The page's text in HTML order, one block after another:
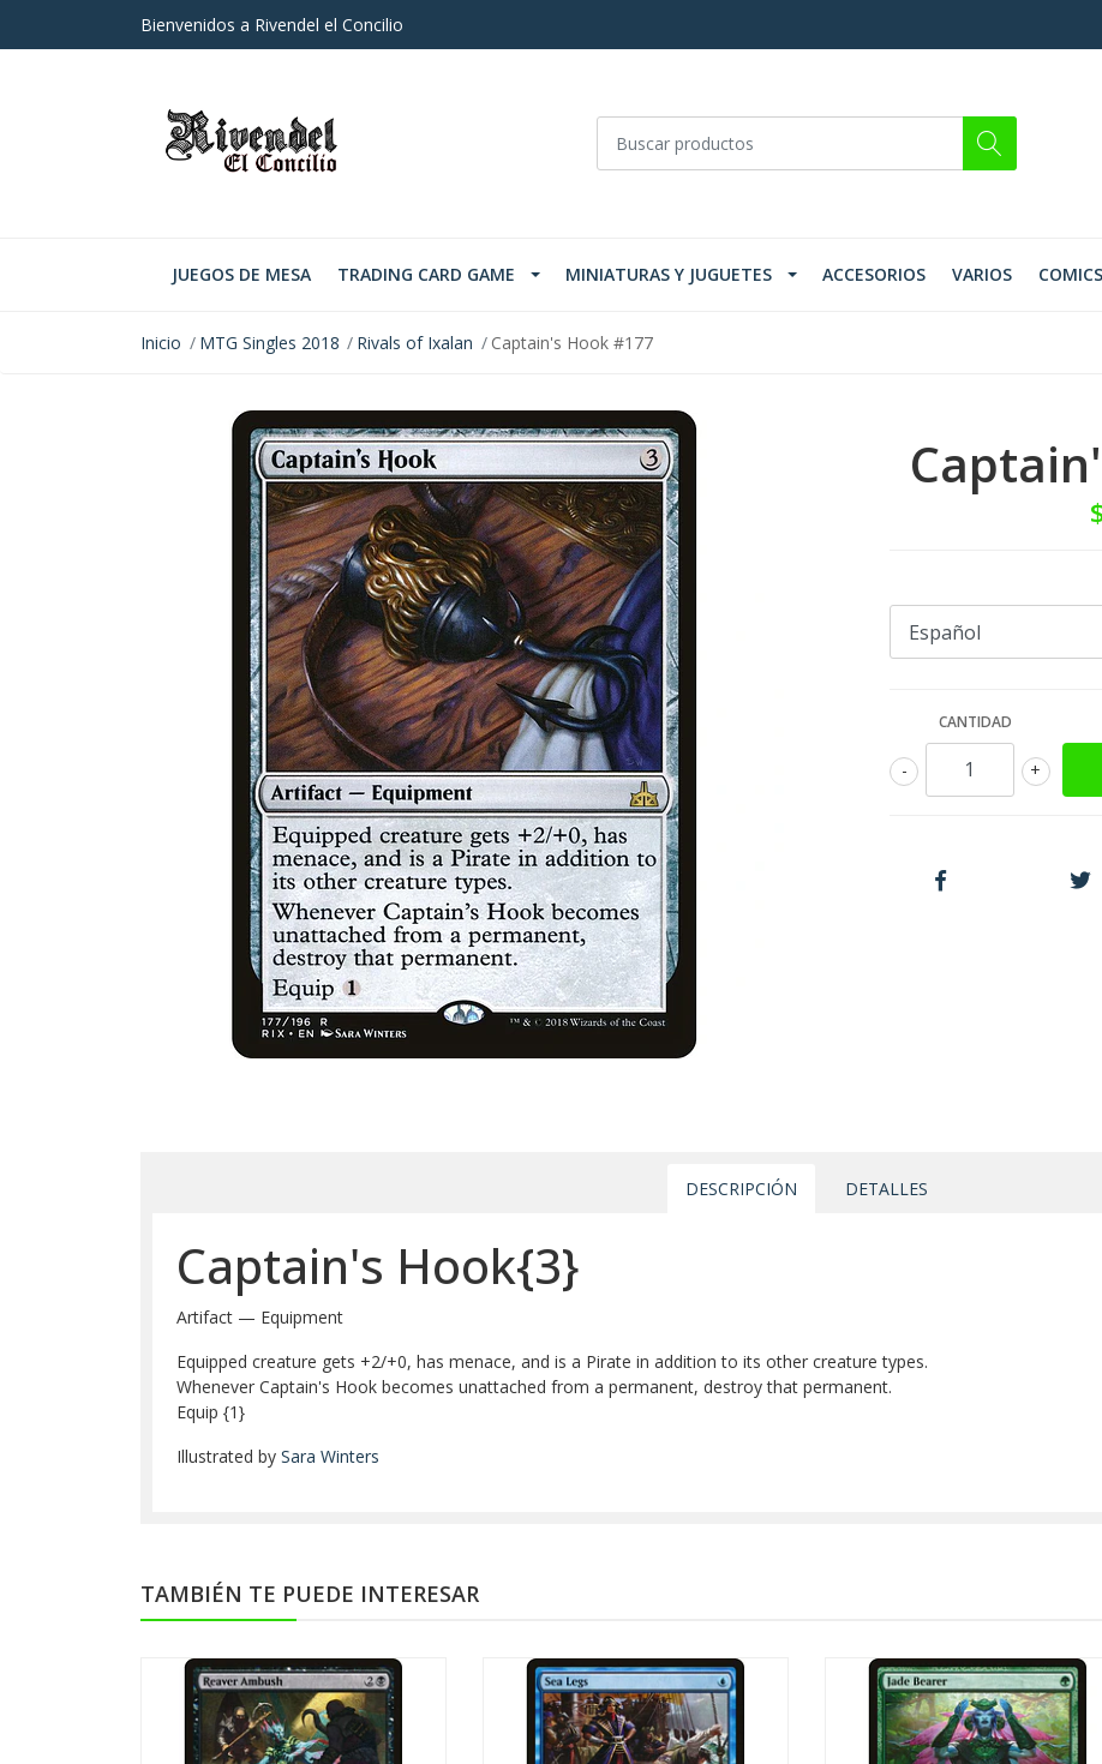
Bienvenidos a Rivendel el Concilio
JUEGOS DE MESA TRADING CARD GAME MINIATURAS Y JUGUETES ACCESORIOS VARIOS
Inicio MTG Singles 2018 Rivals of Ixalan Captain's Hook #177
CANTIDAD
+
-
DESCRIPCIÓN DETALLES
Captain's Hook{3}
Artifact — Equipment
Equipped creature gets +2/+0, has menace, and is a Pirate in addition to its other creature types.
Whenever Captain's Hook becomes unattached from a permanent, destroy that permanent.
Equip {1}
Illustrated by Sara Winters
TAMBIÉN TE PUEDE INTERESAR